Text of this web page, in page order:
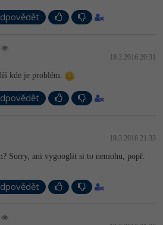
19.3.2016 20:31
kde je problém.
19.3.2016 21:33
Sorry, ani vygooglit si to nemohu, popř.